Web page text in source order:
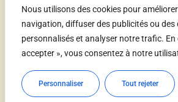
Nous utilisons des cookies pour
navigation, diffuser des publicités ou des
personnalisés et analyser notre trafic. En
accepter », vous consentez à notre
Personnaliser Tout rejeter
Adhérer